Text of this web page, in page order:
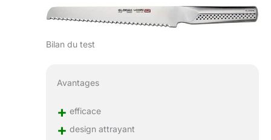
Bilan du test
Avantages
+ efficace
+ design attrayant